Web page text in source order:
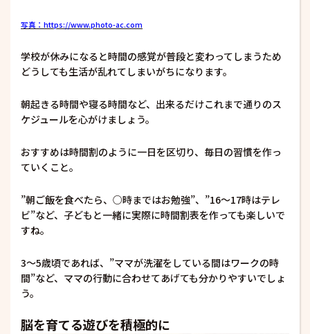
写真：https://www.photo-ac.com
学校が休みになると時間の感覚が普段と変わってしまうため
どうしても生活が乱れてしまいがちになります。
朝起きる時間や寝る時間など、出来るだけこれまで通りのス
ケジュールを心がけましょう。
おすすめは時間割のように一日を区切り、毎日の習慣を作っ
ていくこと。
”朝ご飯を食べたら、○時まではお勉強”、”16〜17時はテレ
ビ”など、子どもと一緒に実際に時間割表を作っても楽しいで
すね。
3〜5歳頃であれば、”ママが洗濯をしている間はワークの時
間”など、ママの行動に合わせてあげても分かりやすいでしょ
う。
脳を育てる遊びを積極的に